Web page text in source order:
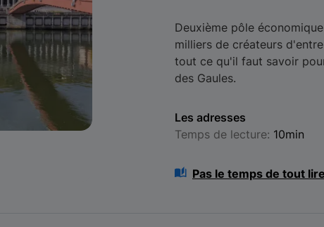
Deuxième pôle
milliers de créateurs
tout ce qu'il faut savoir
des Gaules.
Les adresses
Temps de lecture: 10min
Pas le temps de tout